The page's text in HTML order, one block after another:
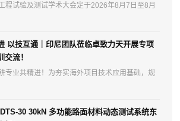
程试验及测试学术大会定于2026年8月7日至8月
以技互通｜印尼团队莅临卓致力天开展专项
交流！
专业共精进！为夯实海外项目技术应用基础，规
30 30kN 多功能路面材料动态测试系统东